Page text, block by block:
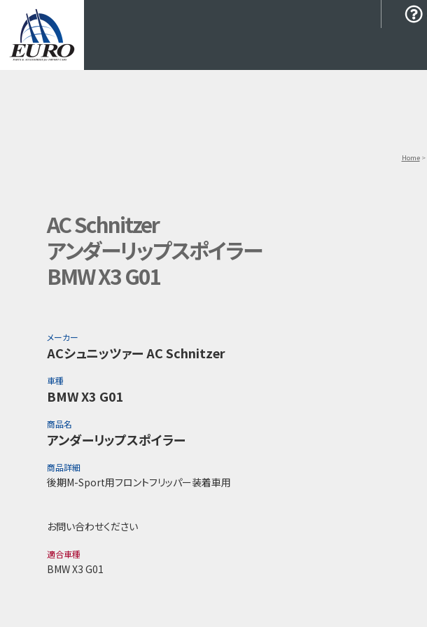
Home
AC Schnitzer
アンダーリップスポイラー
BMW X3 G01
メーカー
ACシュニッツァー AC Schnitzer
車種
BMW X3 G01
商品名
アンダーリップスポイラー
商品詳細
後期M-Sport用フロントフリッパー装着車用
お問い合わせください
適合車種
BMW X3 G01